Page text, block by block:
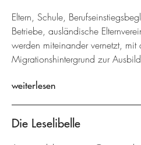
Eltern, Schule,
Betriebe, ausländische
werden miteinander vernetzt,
Migrationshintergrund zur
weiterlesen
Die Leselibelle